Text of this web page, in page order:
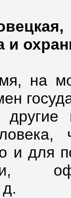
и
на
и для